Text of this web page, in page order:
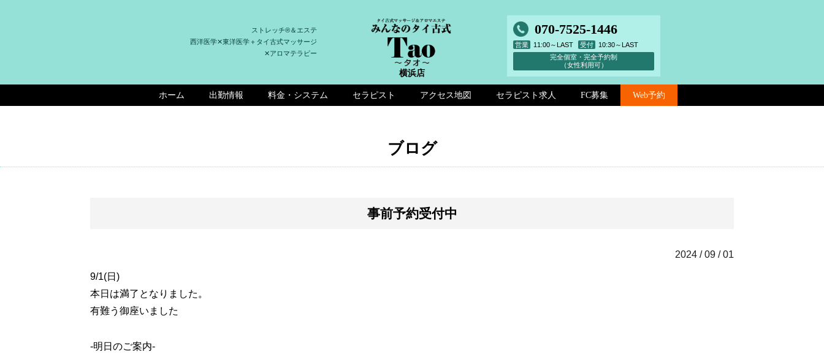
ストレッチ®＆エステ
西洋医学✕東洋医学＋タイ古式マッサージ
✕アロマテラピー
横浜店
070-7525-1446
営業 11:00～LAST 受付
10:30～LAST
完全個室・完全予約制
（女性利用可）
ホーム 出勤情報 料金・システム セラピスト アクセス地図 セラピスト求人 FC募集 Web予約
ブログ
事前予約受付中
2024 / 09 / 01
9/1(日)
本日は満了となりました。
有難う御座いました
-明日のご案内-